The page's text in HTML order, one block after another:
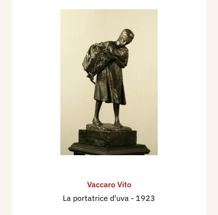
Vaccaro Vito
La portatrice d'uva - 1923